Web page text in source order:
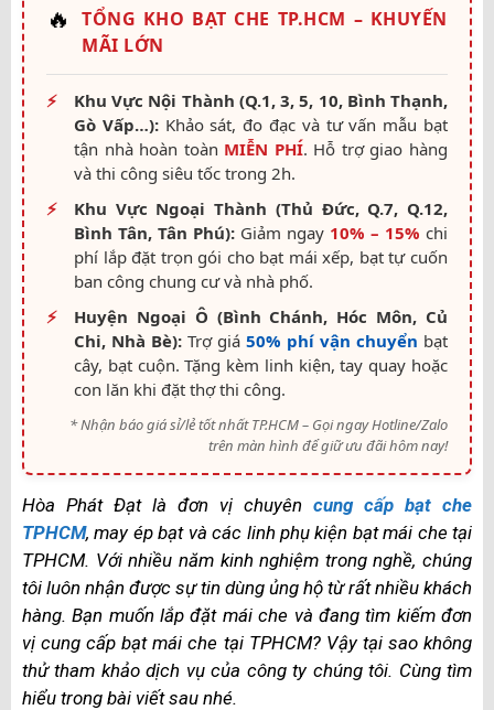
🔥
TỔNG KHO BẠT CHE TP.HCM – KHUYẾN
MÃI LỚN
⚡
Khu Vực Nội Thành (Q.1, 3, 5, 10, Bình Thạnh,
Gò Vấp…):Khảo sát, đo đạc và tư vấn mẫu bạt
tận nhà hoàn toàn MIỄN PHÍ. Hỗ trợ giao hàng
và thi công siêu tốc trong 2h.
⚡
Khu Vực Ngoại Thành (Thủ Đức, Q.7, Q.12,
Bình Tân, Tân Phú): Giảm ngay 10% – 15% chi
phí lắp đặt trọn gói cho bạt mái xếp, bạt tự cuốn
ban công chung cư và nhà phố.
⚡
Huyện Ngoại Ô (Bình Chánh, Hóc Môn, Củ
Chi, Nhà Bè): Trợ giá 50% phí vận chuyển bạt
cây, bạt cuộn. Tặng kèm linh kiện, tay quay hoặc
con lăn khi đặt thợ thi công.
* Nhận báo giá sỉ/lẻ tốt nhất TP.HCM – Gọi ngay Hotline/Zalo
trên màn hình để giữ ưu đãi hôm nay!
Hòa Phát Đạt là đơn vị chuyên cung cấp bạt che
TPHCM, may ép bạt và các linh phụ kiện bạt mái che tại
TPHCM. Với nhiều năm kinh nghiệm trong nghề, chúng
tôi luôn nhận được sự tin dùng ủng hộ từ rất nhiều khách
hàng. Bạn muốn lắp đặt mái che và đang tìm kiếm đơn
vị cung cấp bạt mái che tại TPHCM? Vậy tại sao không
thử tham khảo dịch vụ của công ty chúng tôi. Cùng tìm
hiểu trong bài viết sau nhé.